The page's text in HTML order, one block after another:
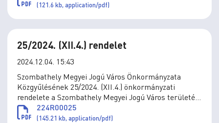
(121.6 kb, application/pdf)
25/2024. (XII.4.) rendelet
2024.12.04. 15:43
Szombathely Megyei Jogú Város Önkormányzata
Közgyűlésének 25/2024. (XII.4.) önkormányzati
rendelete a Szombathely Megyei Jogú Város területén
végzett távhőszolgáltatásról szóló 8/2013. (III.6.)
önkormányzati rendelet módosításáról
224R00025
(145.21 kb, application/pdf)